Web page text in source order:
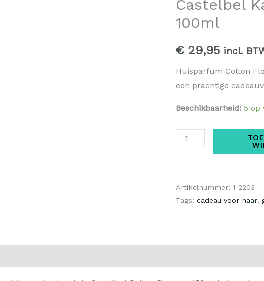
Castelbel
100ml
€29,95 incl.
Huisparfum Cotton
een prachtige
Beschikbaarheid: 5 op
aantal
Artikelnummer: 1-2203
Tags: cadeau voor haar,